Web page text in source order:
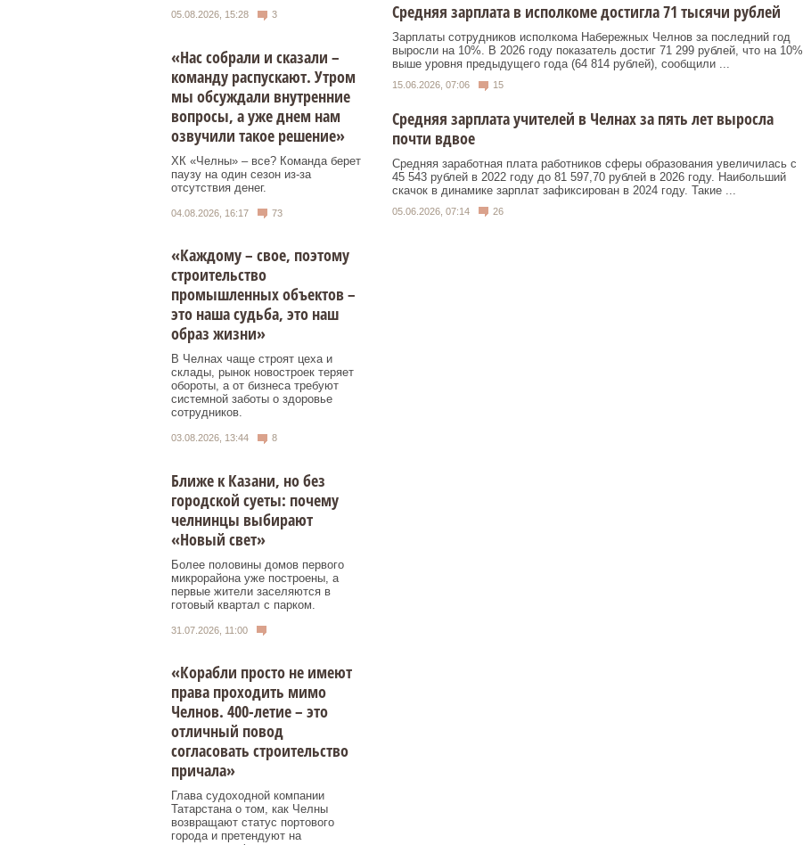
05.08.2026, 15:28 3
«Нас собрали и сказали –
команду распускают. Утром
мы обсуждали внутренние
вопросы, а уже днем нам
озвучили такое решение»
ХК «Челны» – все? Команда берет
паузу на один сезон из-за
отсутствия денег.
04.08.2026, 16:17 73
«Каждому – свое, поэтому
строительство
промышленных объектов –
это наша судьба, это наш
образ жизни»
В Челнах чаще строят цеха и
склады, рынок новостроек теряет
обороты, а от бизнеса требуют
системной заботы о здоровье
сотрудников.
03.08.2026, 13:44 8
Ближе к Казани, но без
городской суеты: почему
челнинцы выбирают
«Новый свет»
Более половины домов первого
микрорайона уже построены, а
первые жители заселяются в
готовый квартал с парком.
31.07.2026, 11:00
«Корабли просто не имеют
права проходить мимо
Челнов. 400-летие – это
отличный повод
согласовать строительство
причала»
Глава судоходной компании
Татарстана о том, как Челны
возвращают статус портового
города и претендуют на
Средняя зарплата в исполкоме достигла 71 тысячи рублей
Зарплаты сотрудников исполкома Набережных Челнов за последний год
выросли на 10%. В 2026 году показатель достиг 71 299 рублей, что на 10%
выше уровня предыдущего года (64 814 рублей), сообщили ...
15.06.2026, 07:06 15
Средняя зарплата учителей в Челнах за пять лет выросла
почти вдвое
Средняя заработная плата работников сферы образования увеличилась с
45 543 рублей в 2022 году до 81 597,70 рублей в 2026 году. Наибольший
скачок в динамике зарплат зафиксирован в 2024 году. Такие ...
05.06.2026, 07:14 26